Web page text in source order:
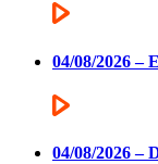
04/08/2026 –
04/08/2026 –